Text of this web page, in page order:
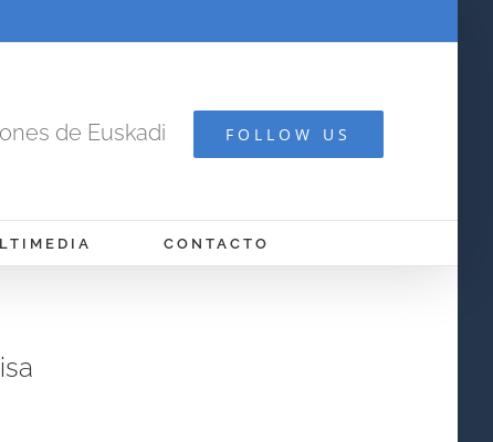
de Euskadi FOLLOW US
CONTACTO